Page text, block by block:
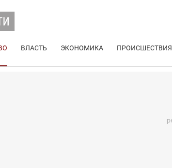
ВЛАСТЬ ЭКОНОМИКА ПРОИСШЕСТВИЯ